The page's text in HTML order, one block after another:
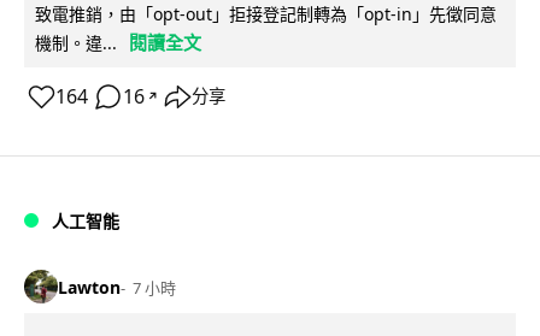
致電推銷，由「opt-out」拒接登記制轉為「opt-in」先徵同意
機制。違...
閱讀全文
164 16 ↗ 分享
人工智能
Lawton 7 小時